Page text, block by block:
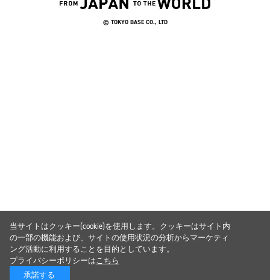
© TOKYO BASE CO., LTD
当サイトはクッキー(cookie)を使用します。クッキーはサイト内
の一部の機能および、サイトの使用状況の分析からマーケティ
ング活動に利用することを目的としています。
プライバシーポリシーはこちら
承諾する